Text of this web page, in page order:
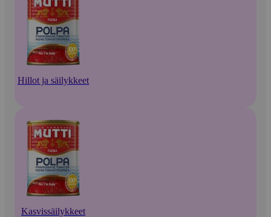
Hillot ja säilykkeet
Kasvissäilykkeet